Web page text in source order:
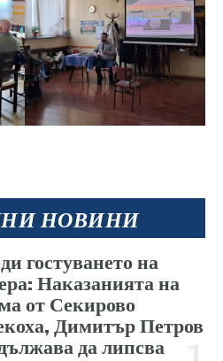
НОВИНИ
гостуването на
Наказанията на
от Секирово
Димитър Петров
да липсва